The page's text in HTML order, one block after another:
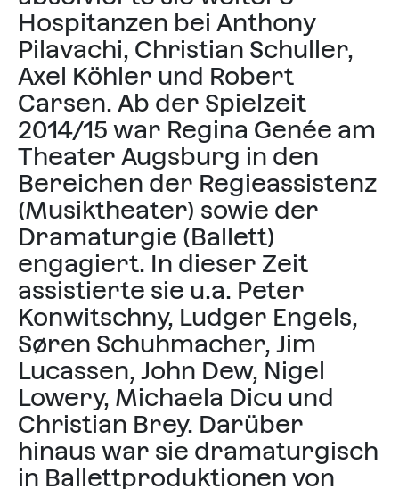
Hospitanzen bei Anthony
Pilavachi, Christian Schuller,
Axel Köhler und Robert
Carsen. Ab der Spielzeit
2014/15 war Regina Genée am
Theater Augsburg in den
Bereichen der Regieassistenz
(Musiktheater) sowie der
Dramaturgie (Ballett)
engagiert. In dieser Zeit
assistierte sie u.a. Peter
Konwitschny, Ludger Engels,
Søren Schuhmacher, Jim
Lucassen, John Dew, Nigel
Lowery, Michaela Dicu und
Christian Brey. Darüber
hinaus war sie dramaturgisch
in Ballettproduktionen von